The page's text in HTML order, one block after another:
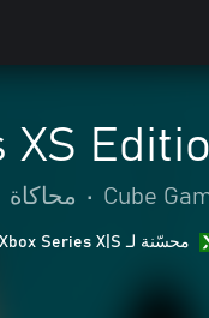
XS
Cube
• محاكاة
محسّنة لـ Xbox Series X|S